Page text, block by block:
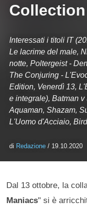
Collection
Interessati i titoli IT
Le lacrime del male,
notte, Poltergeist -
The Conjuring -
Edition, Venerdì 13,
e integrale), Batman
Aquaman, Shazam,
L'Uomo d'Acciaio,
di Redazione / 19.10.2020
Dal 13 ottobre, la
Maniacs" si è